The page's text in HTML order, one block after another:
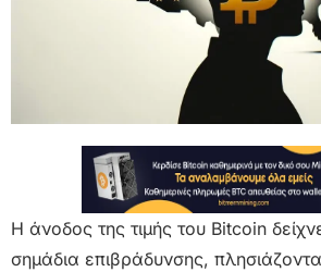
Η άνοδος της τιμής του Bitcoin
σημάδια επιβράδυνσης,